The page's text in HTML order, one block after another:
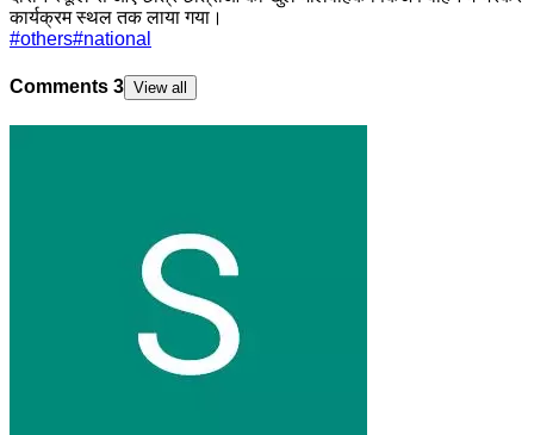
कार्यक्रम स्थल तक लाया गया।
#others#national
Comments 3 View all